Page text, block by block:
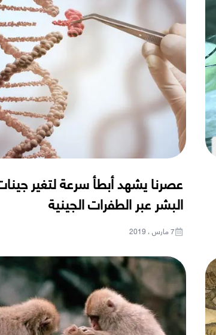
عصرنا يشهد أبطأ سرعة لتغير
البشر عبر الطفرات الجينية
7 مارس ، 2019